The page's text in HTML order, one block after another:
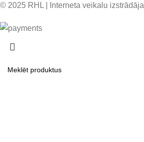
© 2025 RHL
Interneta veikalu izstrādāja